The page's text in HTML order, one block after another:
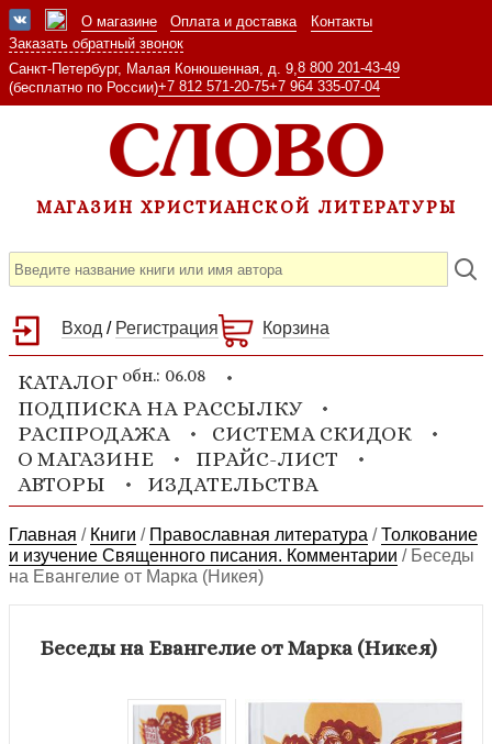
О магазине Оплата и доставка
Контакты
Заказать обратный звонок
Санкт-Петербург, Малая Конюшенная, д. 9, 8 800 201-43-49
(бесплатно по России)+7 812 571-20-75+7 964 335-07-04
МАГАЗИН ХРИСТИАНСКОЙ ЛИТЕРАТУРЫ
Вход / Регистрация Корзина
КАТАЛОГ обн.: 06.08
ПОДПИСКА НА РАССЫЛКУ
РАСПРОДАЖА
СИСТЕМА СКИДОК
О МАГАЗИНЕ
ПРАЙС-ЛИСТ
АВТОРЫ
ИЗДАТЕЛЬСТВА
Главная / Книги / Православная литература /Толкование
и изучение Священного писания. Комментарии / Беседы
на Евангелие от Марка (Никея)
Беседы на Евангелие от Марка (Никея)